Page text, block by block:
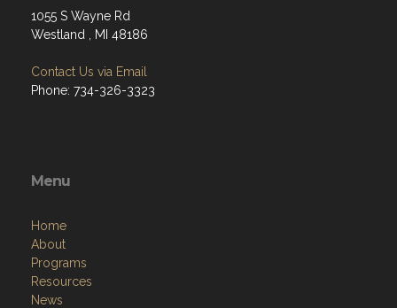
1055 S Wayne Rd
Westland , MI 48186
Contact Us via Email
Phone: 734-326-3323
Menu
Home
About
Programs
Resources
News